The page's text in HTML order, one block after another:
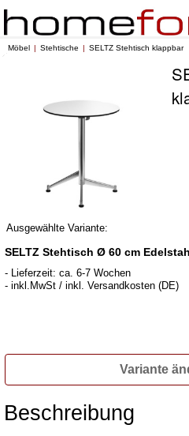
Möbel Stehtische SELTZ Stehtisch klappbar
Ausgewählte Variante:
SELTZ Stehtisch Ø 60 cm
- Lieferzeit: ca. 6-7 Wochen
- inkl.MwSt / inkl. Versandkosten (DE)
Variante
Beschreibung